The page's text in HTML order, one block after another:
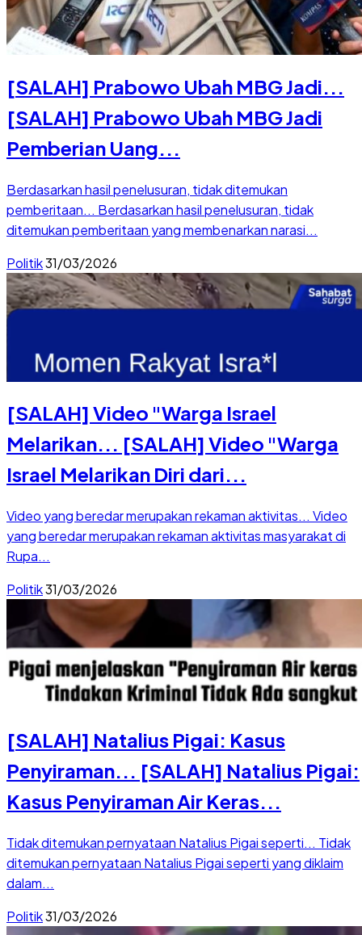
[SALAH] Prabowo Ubah MBG Jadi...
[SALAH] Prabowo Ubah MBG Jadi
Pemberian Uang...
Berdasarkan hasil penelusuran, tidak ditemukan
pemberitaan... Berdasarkan hasil penelusuran, tidak
ditemukan pemberitaan yang membenarkan narasi...
Politik31/03/2026
[SALAH] Video "Warga Israel
Melarikan... [SALAH] Video "Warga
Israel Melarikan Diri dari...
Video yang beredar merupakan rekaman aktivitas... Video
yang beredar merupakan rekaman aktivitas masyarakat di
Rupa...
Politik31/03/2026
[SALAH] Natalius Pigai: Kasus
Penyiraman... [SALAH] Natalius Pigai:
Kasus Penyiraman Air Keras...
Tidak ditemukan pernyataan Natalius Pigai seperti... Tidak
ditemukan pernyataan Natalius Pigai seperti yang diklaim
dalam...
Politik31/03/2026